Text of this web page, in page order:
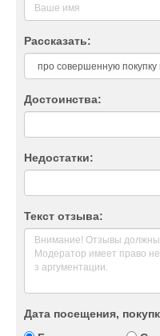
Рассказать:
Достоинства:
Недостатки:
Текст отзыва:
Дата посещения,